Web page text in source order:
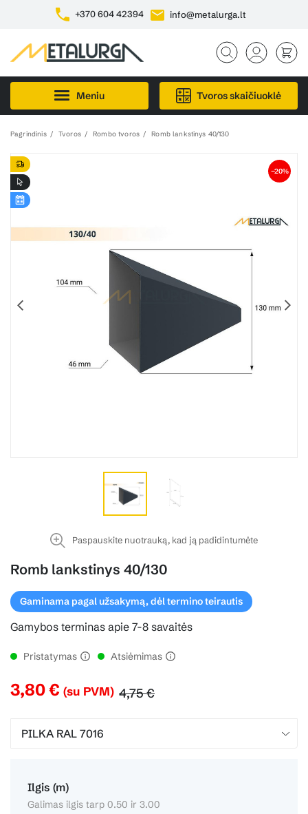
+370 604 42394 info@metalurga.lt
Meniu Tvoros skaičiuoklė
Pagrindinis Tvoros Rombo tvoros Romb lankstinys 40/130
−20%
Paspauskite nuotrauką, kad ją padidintumėte
Romb lankstinys 40/130
Gaminama pagal užsakymą, dėl termino teirautis
Gamybos terminas apie 7-8 savaitės
Pristatymas Atsiėmimas
3,80 € (su PVM) 4,75 €
Ilgis (m)
Galimas ilgis tarp 0.50 ir 3.00